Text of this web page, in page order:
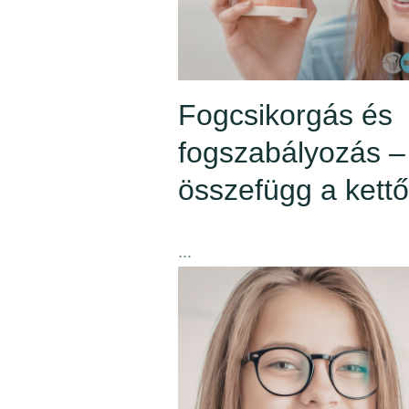
Fogcsikorgás és
fogszabályozás –
összefügg a
...